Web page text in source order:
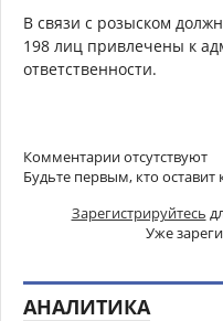
В связи с розыском
198 лиц привлечены к
ответственности.
Комментарии отсутствуют
Будьте первым, кто
Зарегистрируйтесь
Уже
АНАЛИТИКА